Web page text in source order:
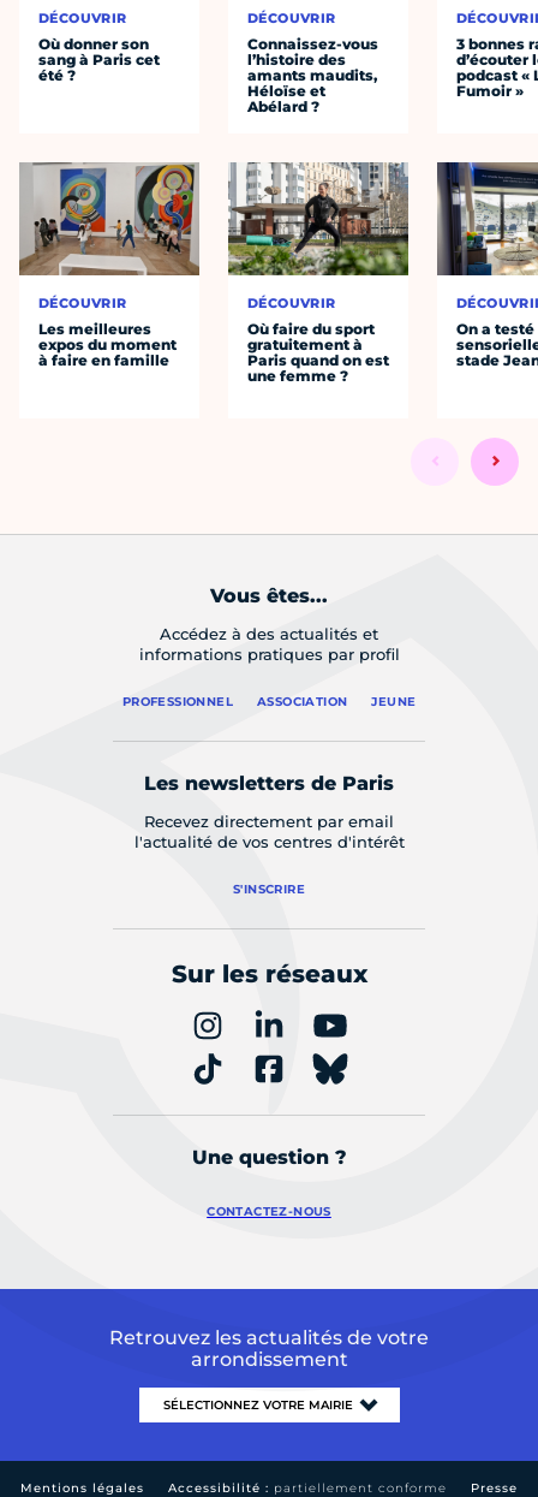
DÉCOUVRIR
Où donner son
sang à Paris cet
été ?
DÉCOUVRIR
Les meilleures
expos du moment
à faire en famille
DÉCOUVRIR
Connaissez-vous
l’histoire des
amants maudits,
Héloïse et
Abélard ?
DÉCOUVRIR
Où faire du sport
gratuitement à
Paris quand on est
une femme ?
3 bonnes
d’écouter
podcast «
Fumoir »
On a
stade
Vous êtes...
Accédez à des actualités et
informations pratiques par profil
PROFESSIONNEL ASSOCIATION JEUNE
Les newsletters de Paris
Recevez directement par email
l'actualité de vos centres d'intérêt
S'INSCRIRE
Sur les réseaux
Une question ?
CONTACTEZ-NOUS
Retrouvez les actualités de votre
arrondissement
Mentions légales Accessibilité : partiellement conforme Presse